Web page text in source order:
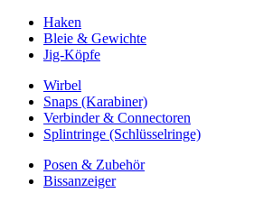
Haken
Bleie & Gewichte
Jig-Köpfe
Wirbel
Snaps (Karabiner)
Verbinder & Connectoren
Splintringe (Schlüsselringe)
Posen & Zubehör
Bissanzeiger